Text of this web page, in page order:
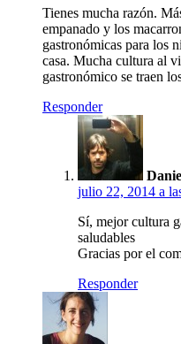
Tienes mucha razón.
empanado y los
gastronómicas para los
casa. Mucha cultura al
gastronómico se traen
Responder
julio 22, 2014 a
Sí, mejor cultura
saludables
Gracias por el
Responder